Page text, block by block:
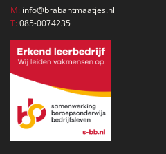
M: info@brabantmaatjes.nl
T:085-0074235